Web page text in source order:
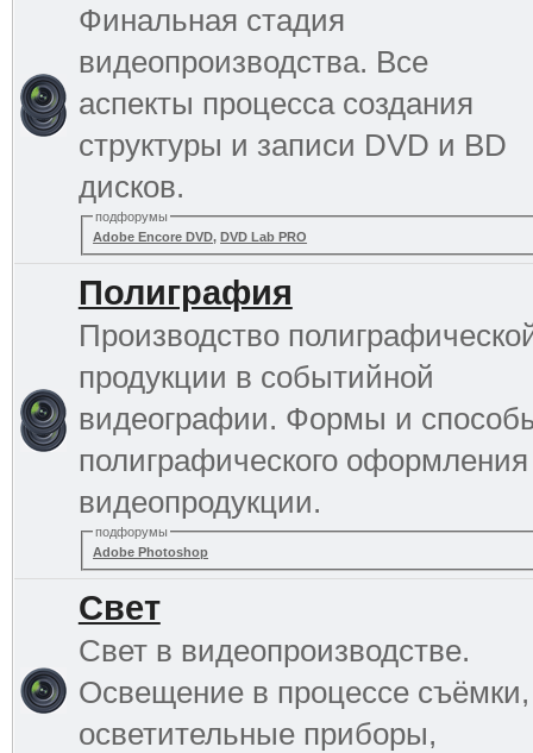
Финальная стадия
видеопроизводства. Все
аспекты процесса создания
структуры и записи DVD и BD
дисков.
подфорумы
Adobe Encore DVD, DVD Lab PRO
Полиграфия
Производство
продукции в событийной
видеографии. Формы и
полиграфического оформления
видеопродукции.
подфорумы
Adobe Photoshop
Свет
Свет в видеопроизводстве.
Освещение в процессе съёмки,
осветительные приборы,